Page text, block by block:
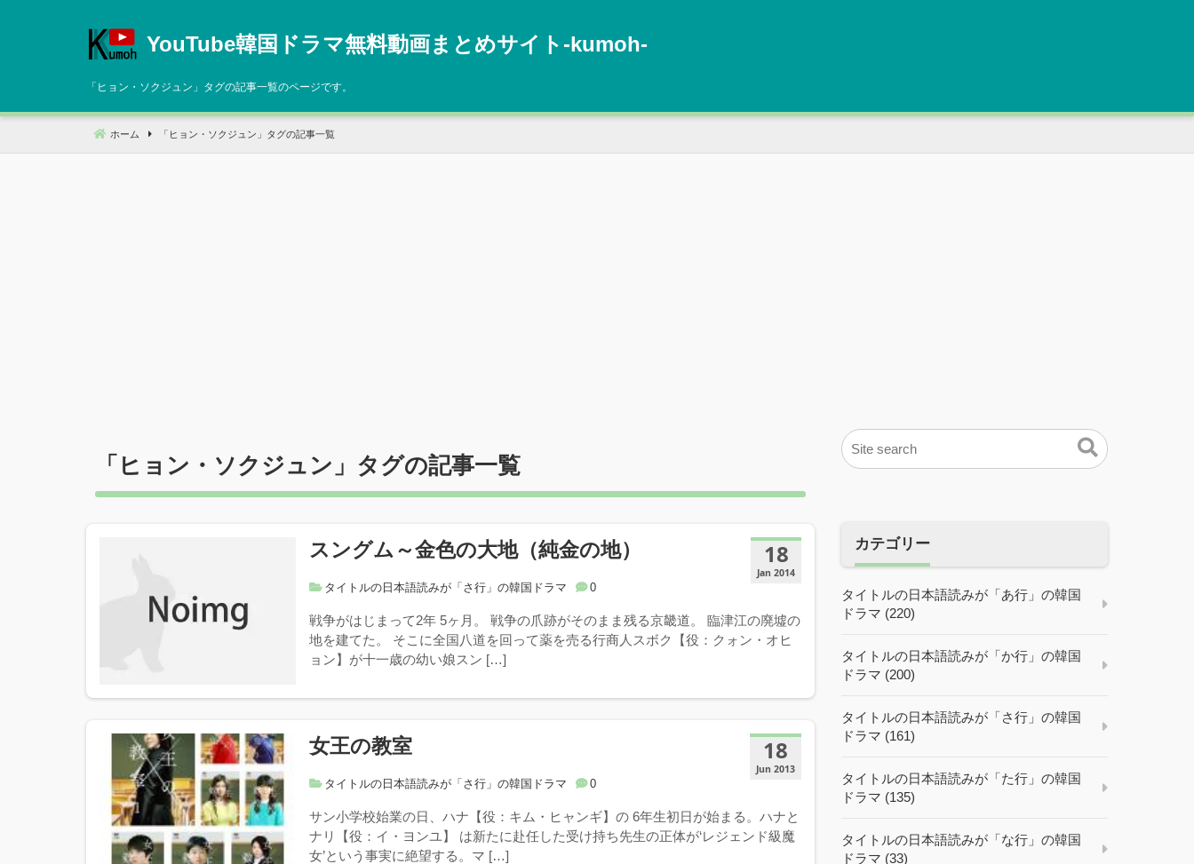
へ
動
YouTube韓国ドラマ無料動画まとめサイト‐kumoh‐
「 ヒョン・ソクジュン 」タグの記事一覧のページです。
ホーム 「 ヒョン・ソクジュン 」タグの記事一覧
「 ヒョン・ソクジュン 」タグの記事一覧
18
Jan 2014
スングム～金色の大地（純金の地）
タイトルの日本語読みが「さ行」の韓国ドラマ 0
戦争がはじまって2年 5ヶ月。 戦争の爪跡がそのまま残る京畿道。 臨津江の廃墟の
地を建てた。 そこに全国八道を回って薬を売る行商人スボク【役：クォン・オヒ
ョン】が十一歳の幼い娘スン […]
18
Jun 2013
女王の教室
タイトルの日本語読みが「さ行」の韓国ドラマ 0
サン小学校始業の日、ハナ【役：キム・ヒャンギ】の 6年生初日が始まる。ハナと
ナリ【役：イ・ヨンユ】 は新たに赴任した受け持ち先生の正体が‘レジェンド級魔
女’という事実に絶望する。マ […]
カテゴリー
タイトルの日本語読みが「あ行」の韓国
ドラマ (220)
タイトルの日本語読みが「か行」の韓国
ドラマ (200)
タイトルの日本語読みが「さ行」の韓国
ドラマ (161)
タイトルの日本語読みが「た行」の韓国
ドラマ (135)
タイトルの日本語読みが「な行」の韓国
ドラマ (33)